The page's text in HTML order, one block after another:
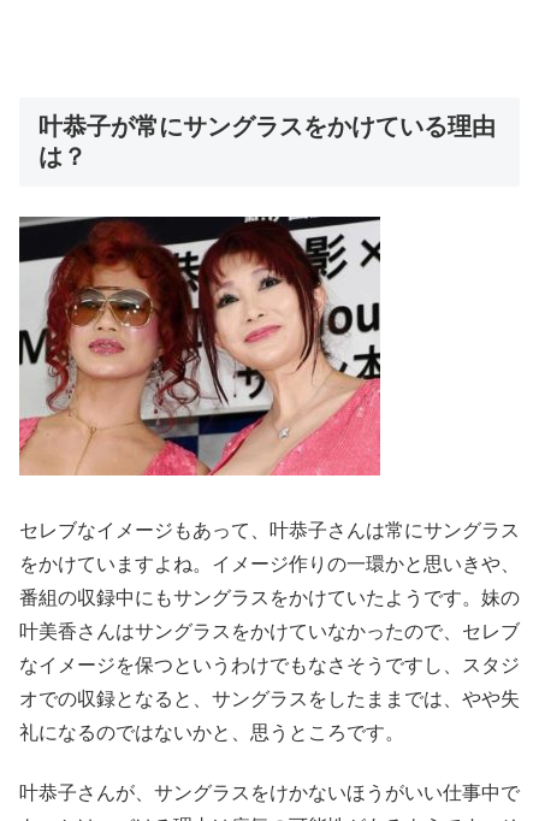
叶恭子が常にサングラスをかけている理由
は？
セレブなイメージもあって、叶恭子さんは常にサングラス
をかけていますよね。イメージ作りの一環かと思いきや、
番組の収録中にもサングラスをかけていたようです。妹の
叶美香さんはサングラスをかけていなかったので、セレブ
なイメージを保つというわけでもなさそうですし、スタジ
オでの収録となると、サングラスをしたままでは、やや失
礼になるのではないかと、思うところです。
叶恭子さんが、サングラスをけかないほうがいい仕事中で